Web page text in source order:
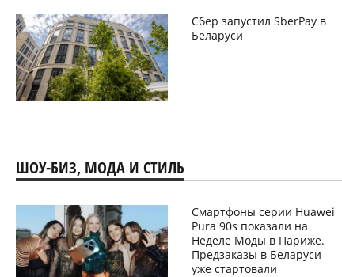
Сбер запустил SberPay в
Беларуси
ШОУ-БИЗ, МОДА И СТИЛЬ
Смартфоны серии Huawei
Pura 90s показали на
Неделе Моды в Париже.
Предзаказы в Беларуси
уже стартовали